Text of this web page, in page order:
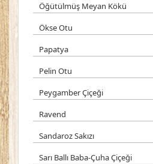
Öğütülmüş Meyan Kökü
Ökse Otu
Papatya
Pelin Otu
Peygamber Çiçeği
Ravend
Sandaroz Sakızı
Sarı Ballı Baba-Çuha Çiçeği